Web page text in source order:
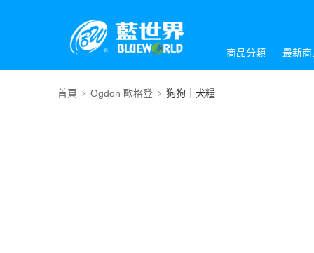
商品分類 最新商
首頁 Ogdon 歐格登 狗狗｜犬糧